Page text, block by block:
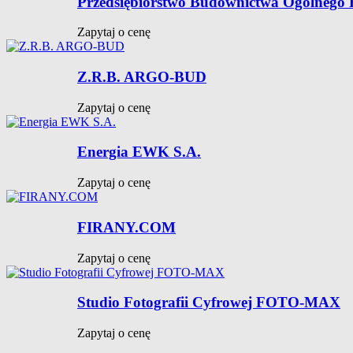
Zapytaj o cenę
Z.R.B. ARGO-BUD
Zapytaj o cenę
Energia EWK S.A.
Zapytaj o cenę
FIRANY.COM
Zapytaj o cenę
Studio Fotografii Cyfrowej FOTO-MAX
Zapytaj o cenę